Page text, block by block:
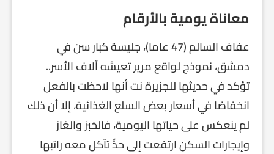
معاناة يومية بالأرقام
عفاف السالم (47 عاما)، جليسة كبار سن في
دمشق، نموذج لواقع مرير تعيشه آلاف الأسر..
تؤكد في حديثها للجزيرة نت أنها لاحظت بالفعل
انخفاضا في أسعار بعض السلع الغذائية، إلا أن ذلك
لم ينعكس على حياتها اليومية، فالخبز والغاز
وإيجارات السكن ارتفعت إلى حدٍّ تآكل معه راتبها